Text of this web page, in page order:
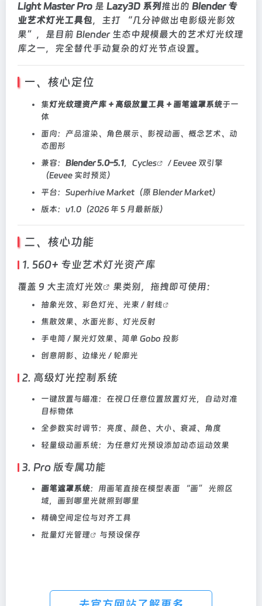
Light Master Pro 是 Lazy3D 系列推出的 Blender 专
业艺术灯光工具包，主打 “几分钟做出电影级光影效
果”，是目前 Blender 生态中规模最大的艺术灯光纹理
库之一，完全替代手动复杂的灯光节点设置。
一、核心定位
集灯光纹理资产库 + 高级放置工具 + 画笔遮罩系统于一
体
面向：产品渲染、角色展示、影视动画、概念艺术、动
态图形
兼容： Blender 5.0–5.1， Cycles
/ Eevee 双引擎
（Eevee 实时预览）
平台：Superhive Market（原 Blender Market）
版本：v1.0（2026 年 5 月最新版）
二、核心功能
1. 560+ 专业艺术灯光资产库
覆盖 9 大主流灯光效 果类别，拖拽即可使用：
抽象光效、彩色灯光、光束 / 射线
焦散效果、水面光影、灯光反射
手电筒 / 聚光灯效果、简单 Gobo 投影
创意阴影、边缘光 / 轮廓光
2. 高级灯光控制系统
一键放置与瞄准：在视口任意位置放置灯光，自动对准
目标物体
全参数实时调节：亮度、颜色、大小、衰减、角度
轻量级动画系统：为任意灯光预设添加动态运动效果
3. Pro 版专属功能
画笔遮罩系统：用画笔直接在模型表面 “画” 光照区
域，画到哪里光就照到哪里
精确空间定位与对齐工具
批量灯光管理 与预设保存